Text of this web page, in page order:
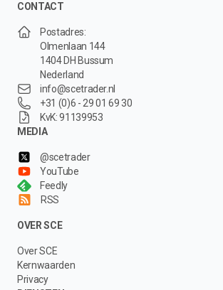
CONTACT
Postadres:
Olmenlaan 144
1404 DH Bussum
Nederland
info@scetrader.nl
+31 (0)6 - 29 01 69 30
KvK: 91139953
MEDIA
@scetrader
YouTube
Feedly
RSS
OVER SCE
Over SCE
Kernwaarden
Privacy